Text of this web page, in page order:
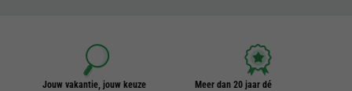
Jouw vakantie, jouw keuze
Meer dan 20 jaar dé